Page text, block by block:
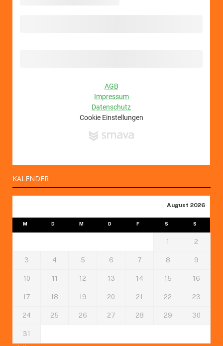
KALENDER
August 2026
M D M D F S S
1 2
3 4 5 6 7 8 9
10 11 12 13 14 15 16
17 18 19 20 21 22 23
24 25 26 27 28 29 30
31